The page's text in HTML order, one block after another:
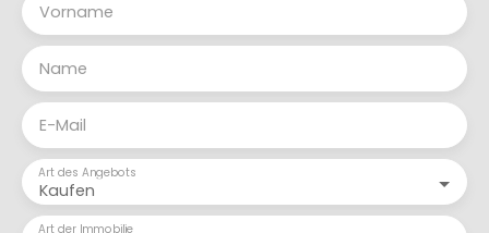
Vorname
Name
E-Mail
Kaufen
Art des Angebots
Art der Immobilie